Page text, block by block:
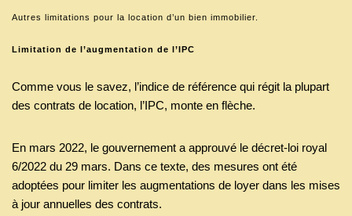
Autres limitations pour la location d’un bien immobilier.
Limitation de l’augmentation de l’IPC
Comme vous le savez, l’indice de référence qui régit la plupart
des contrats de location, l’IPC, monte en flèche.
En mars 2022, le gouvernement a approuvé le décret-loi royal
6/2022 du 29 mars. Dans ce texte, des mesures ont été
adoptées pour limiter les augmentations de loyer dans les mises
à jour annuelles des contrats.